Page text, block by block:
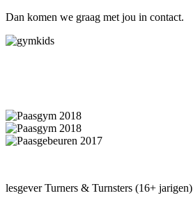
Dan komen we graag met jou in contact.
lesgever Turners & Turnsters (16+ jarigen)